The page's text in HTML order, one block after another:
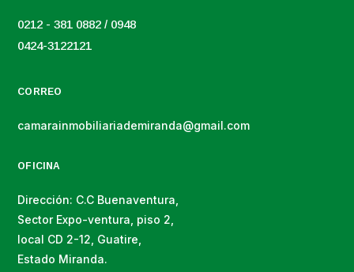
0212 - 381 0882 / 0948
0424-3122121
CORREO
camarainmobiliariademiranda@gmail.com
OFICINA
Dirección: C.C Buenaventura,
Sector Expo-ventura, piso 2,
local CD 2-12, Guatire,
Estado Miranda.